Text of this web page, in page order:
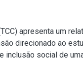
apresenta um
direcionado ao
inclusão social de